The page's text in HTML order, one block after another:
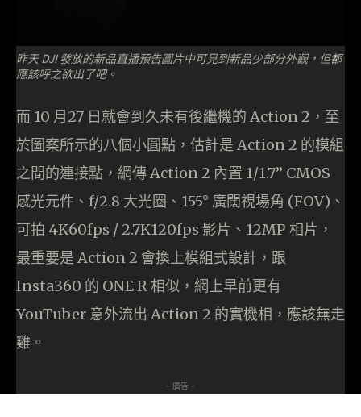
昨天 DJI 發放的新品直播預告圖片中可見到新品少部分外觀，但都
應該呼之欲出了吧。
而 10 月27 日就會到久未有後繼機的 Action 2，至
於圖案所示的八個小圓點，估計是 Action 2 的模組
之間的連接點，網傳 Action 2 內置 1/1.7” CMOS
感光元件、f/2.8 大光圈、155° 廣闊視場角 (FOV)、
可拍 4K60fps / 2.7K120fps 影片、12MP 相片，
最重要是 Action 2 會換上模組式設計，跟
Insta360 的 ONE R 相似，網上早前更有
YouTuber 意外流出 Action 2 的實機相，應該無走
雞。
- 廣告 -